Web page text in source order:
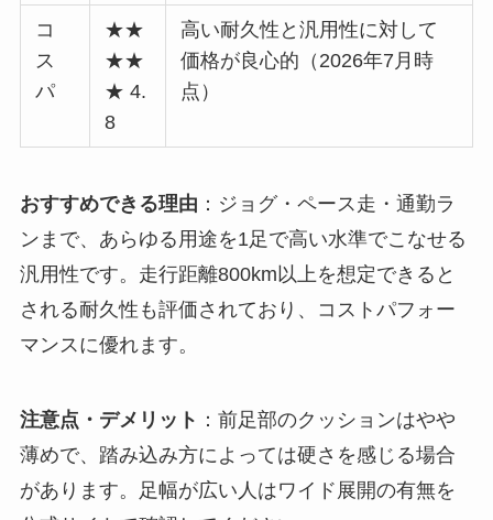
コ
ス
パ
★★
★★
★ 4.
8
高い耐久性と汎用性に対して
価格が良心的（2026年7月時
点）
おすすめできる理由 ：ジョグ・ペース走・通勤ラ
ンまで、あらゆる用途を1足で高い水準でこなせる
汎用性です。走行距離800km以上を想定できると
される耐久性も評価されており、コストパフォー
マンスに優れます。
注意点・デメリット ：前足部のクッションはやや
薄めで、踏み込み方によっては硬さを感じる場合
があります。足幅が広い人はワイド展開の有無を